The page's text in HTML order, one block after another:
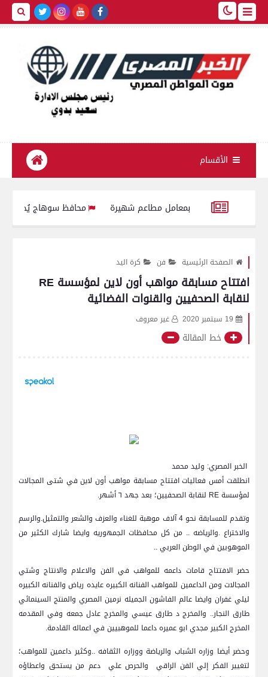
الأقسام
محافظ سوهاج يُحيل مدير
الصفحة الرئيسية فن كرة اليد
افتتاح مسابقة مواهب أون لاين لمؤسسة RE
لنقابة الصحفيين والقنوات الفضائية
19 سبتمبر 2020 غير معروف
خط المقالة
الخبر المصري: وليد محمد
انطلقت أمس فعاليات افتتاح مسابقة مواهب أون لاين في شتى المجالات
لمؤسسة RE لنقابة الصحفيين؛ بعد جهد ٦ أشهر.
وتقدم للمسابقة نحو 4 آلاف موهبة للغناء والعزف والشعر والتمثيل.والرسم
والاختراع .والرياضه .. من كل محافظات الجمهوريه وايضا شارك الكثير من
الموهوبين في الوطن العربي ..
حضر الافتتاح قامات داعمه للمواهب في الفن والاعلام والانتاج وشتي
المجالات ومن الداعمين للمواهب الفنانه الكبيره عايده رياض والفنانه الكبيره
ليلي غفران وايضا عالم الفاشون الجميله نرمين المصري والمنتج السينمائي
طارق النجار.. والمخرج د طارق عيسي والمخرج عادل جمعه وفي المقدمه
المخرج الكبير مجدي ابو عميره داعما للموهبيين في اعماله القادمة.
وحضر أيضا وزاره الشباب والرياضة ووزاره الثقافه ..وكثير داعمين للمواهب؛
لتغيير الفكر إلي الفن الراقي والحرص علي دعم من يستحق واعطاؤه